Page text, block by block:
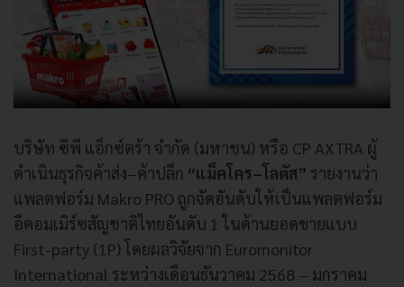
บริษัท ซีพี แอ็กซ์ตร้า จำกัด (มหาชน) หรือ CP AXTRA ผู้
ดำเนินธุรกิจค้าส่ง–ค้าปลีก “แม็คโคร–โลตัส” รายงานว่า
แพลตฟอร์ม Makro PRO ถูกจัดอันดับให้เป็นแพลตฟอร์ม
อีคอมเมิร์ซสัญชาติไทยอันดับ 1 ในด้านยอดขายแบบ
First-party (1P) โดยผลวิจัยจาก Euromonitor
International ระหว่างเดือนธันวาคม 2568 – มกราคม